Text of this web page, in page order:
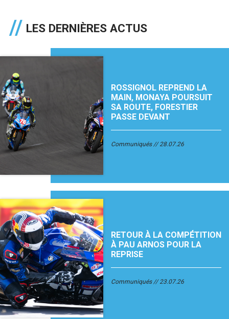
LES DERNIÈRES ACTUS
ROSSIGNOL REPREND LA
MAIN, MONAYA POURSUIT
SA ROUTE, FORESTIER
PASSE DEVANT
Communiqués 28.07.26
RETOUR À LA COMPÉTITION
À PAU ARNOS POUR LA
REPRISE
Communiqués 23.07.26